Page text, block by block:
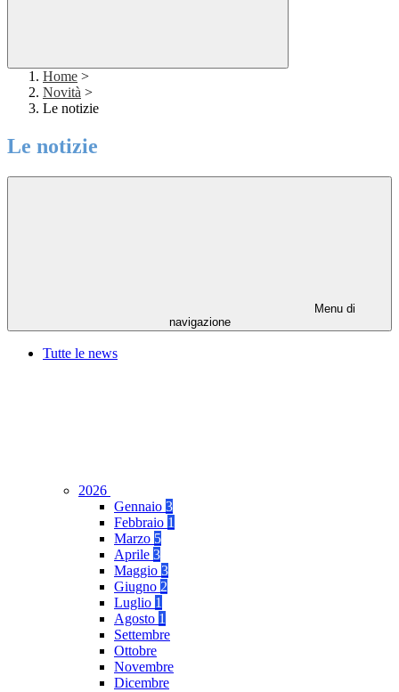
Home >
Novità >
Le notizie
Le notizie
Menu di
navigazione
Tutte le news
2026
Gennaio 3
Febbraio 1
Marzo 5
Aprile 3
Maggio 3
Giugno 2
Luglio 1
Agosto 1
Settembre
Ottobre
Novembre
Dicembre